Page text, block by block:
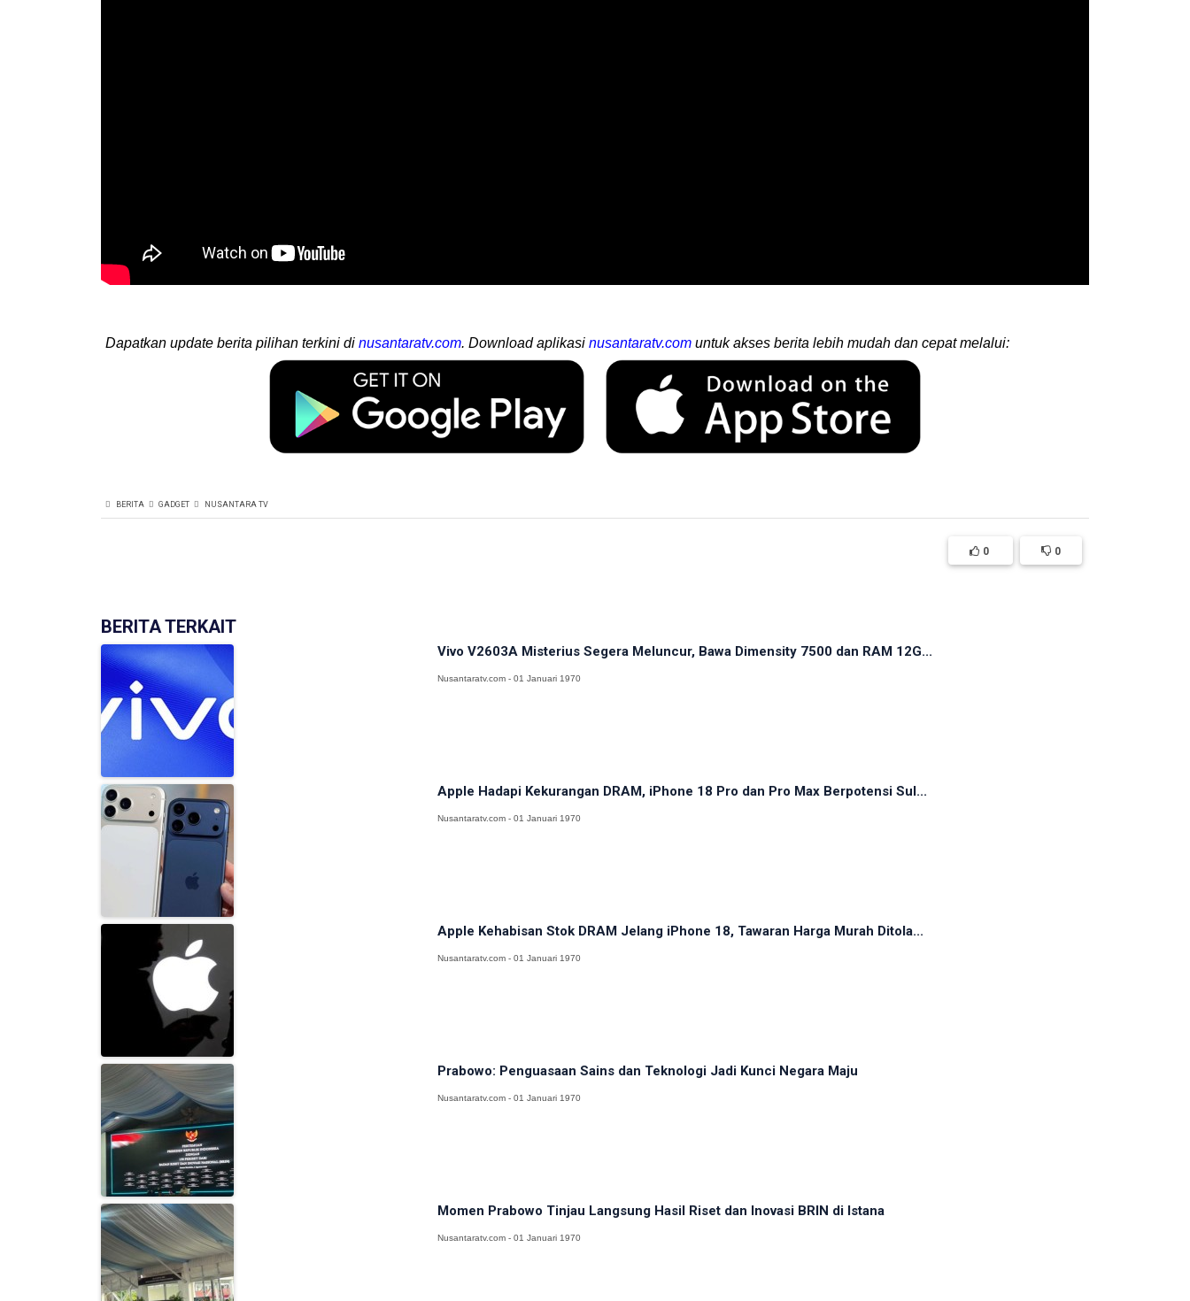
Dapatkan update berita pilihan terkini di nusantaratv.com. Download aplikasi nusantaratv.com untuk akses berita lebih mudah dan cepat melalui:
BERITA GADGET NUSANTARA TV
0 0
BERITA TERKAIT
Vivo V2603A Misterius Segera Meluncur, Bawa Dimensity 7500 dan RAM 12G...
Nusantaratv.com - 01 Januari 1970
Apple Hadapi Kekurangan DRAM, iPhone 18 Pro dan Pro Max Berpotensi Sul...
Nusantaratv.com - 01 Januari 1970
Apple Kehabisan Stok DRAM Jelang iPhone 18, Tawaran Harga Murah Ditola...
Nusantaratv.com - 01 Januari 1970
Prabowo: Penguasaan Sains dan Teknologi Jadi Kunci Negara Maju
Nusantaratv.com - 01 Januari 1970
Momen Prabowo Tinjau Langsung Hasil Riset dan Inovasi BRIN di Istana
Nusantaratv.com - 01 Januari 1970